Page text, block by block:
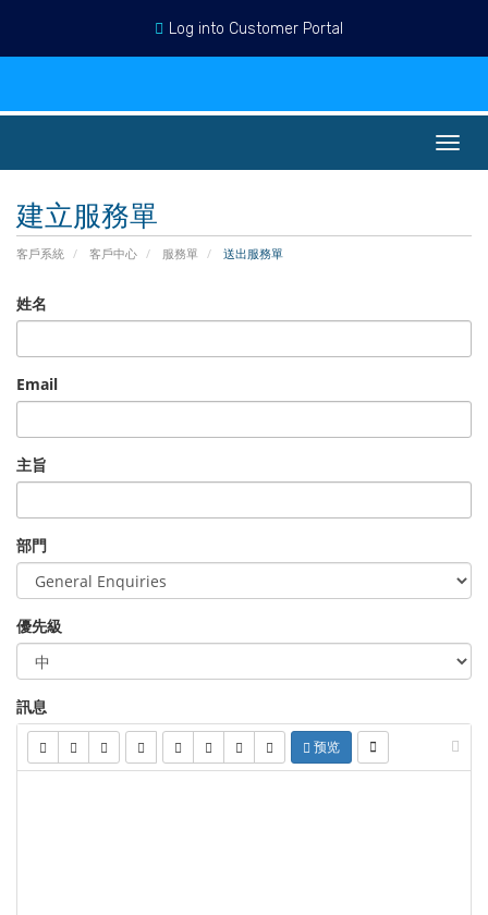
Log into Customer Portal
切
換
建立服務單
客戶系統 客戶中心 服務單 送出服務單
姓名
Email
主旨
部門
優先級
訊息
预览